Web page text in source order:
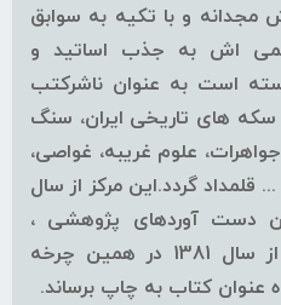
و با تکیه به سوابق
اش به جذب اساتید و
است به عنوان ناشرکتب
سکه های تاریخی ایران، سنگ
علوم غریبه، غواصی،
قلمداد گردد.این مرکز از سال
دست آوردهای پژوهشی ،
فرهنگی پایه گذاری شد و از سال 1381 در همین چرخه
کتاب به چاپ برساند.